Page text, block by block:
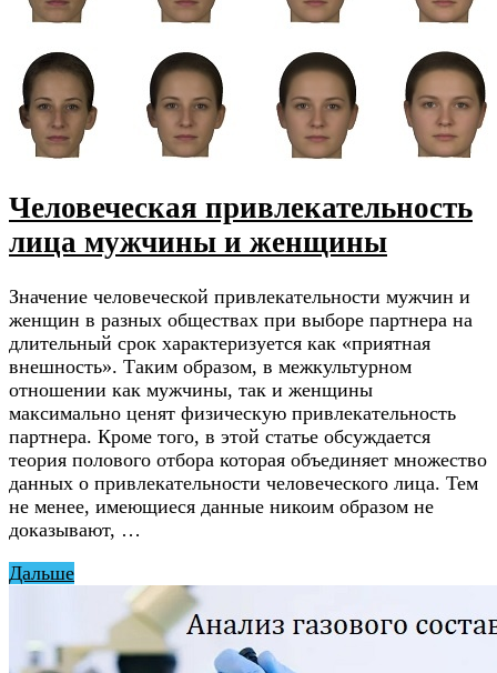
Человеческая привлекательность
лица мужчины и женщины
Значение человеческой привлекательности мужчин и
женщин в разных обществах при выборе партнера на
длительный срок характеризуется как «приятная
внешность». Таким образом, в межкультурном
отношении как мужчины, так и женщины
максимально ценят физическую привлекательность
партнера. Кроме того, в этой статье обсуждается
теория полового отбора которая объединяет множество
данных о привлекательности человеческого лица. Тем
не менее, имеющиеся данные никоим образом не
доказывают, …
Дальше